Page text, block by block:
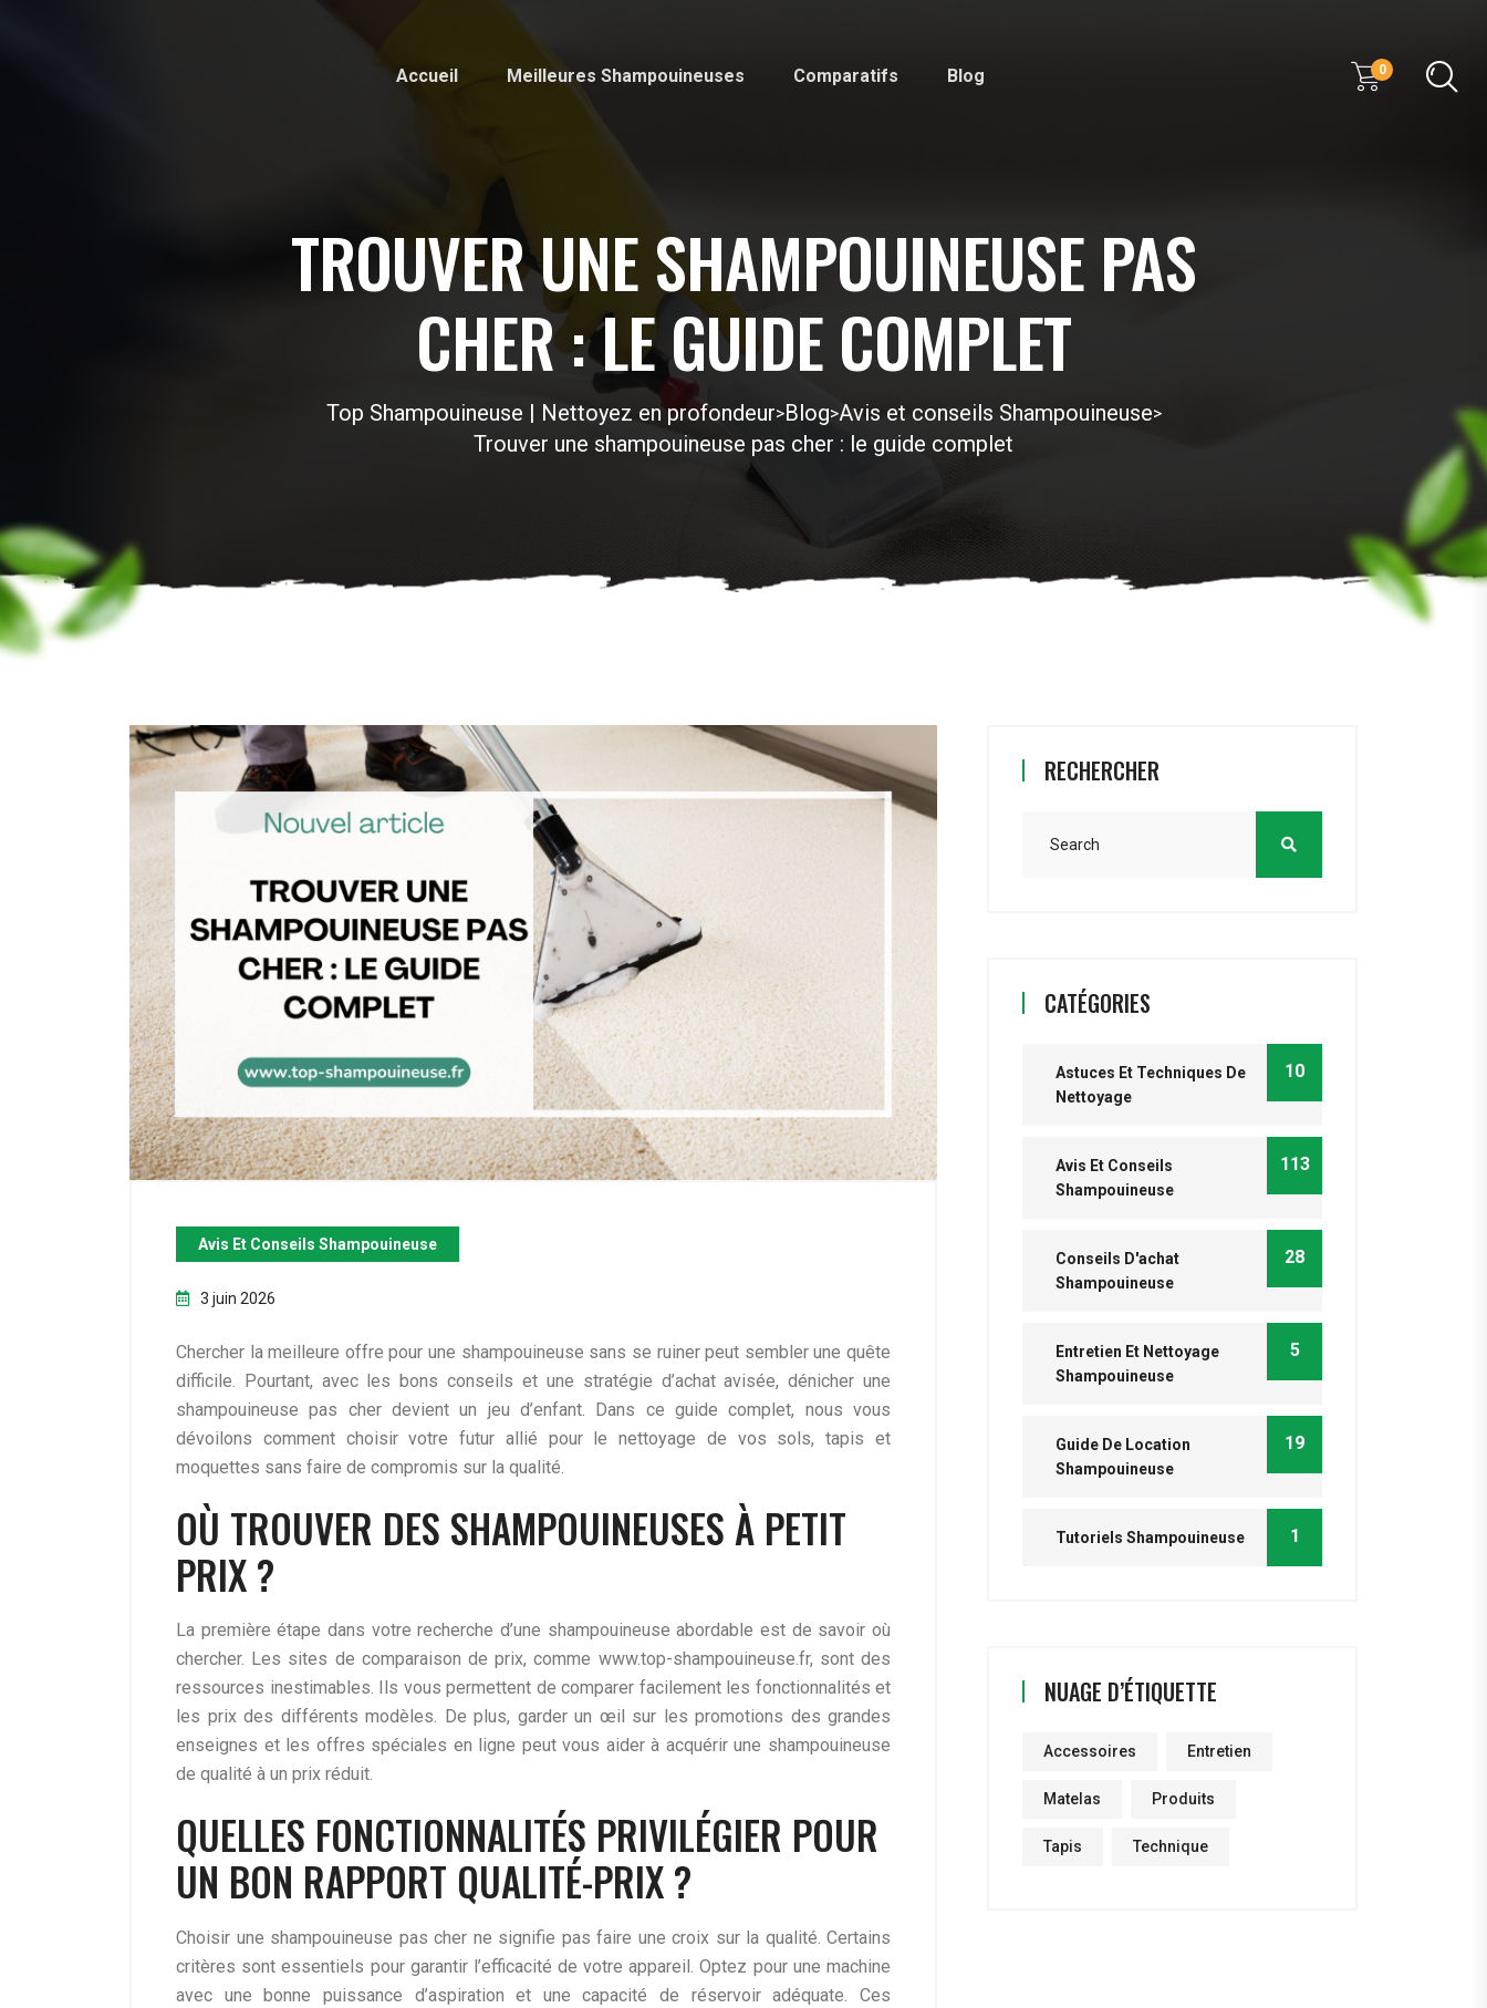
Accueil Meilleures Shampouineuses Comparatifs Blog 0
TROUVER UNE SHAMPOUINEUSE PAS
CHER : LE GUIDE COMPLET
Top Shampouineuse | Nettoyez en profondeur>Blog>Avis et conseils Shampouineuse>
Trouver une shampouineuse pas cher : le guide complet
Avis Et Conseils Shampouineuse
3 juin 2026
Chercher la meilleure offre pour une shampouineuse sans se ruiner peut sembler une quête
difficile. Pourtant, avec les bons conseils et une stratégie d’achat avisée, dénicher une
shampouineuse pas cher devient un jeu d’enfant. Dans ce guide complet, nous vous
dévoilons comment choisir votre futur allié pour le nettoyage de vos sols, tapis et
moquettes sans faire de compromis sur la qualité.
OÙ TROUVER DES SHAMPOUINEUSES À PETIT
PRIX ?
La première étape dans votre recherche d’une shampouineuse abordable est de savoir où
chercher. Les sites de comparaison de prix, comme www.top-shampouineuse.fr, sont des
ressources inestimables. Ils vous permettent de comparer facilement les fonctionnalités et
les prix des différents modèles. De plus, garder un œil sur les promotions des grandes
enseignes et les offres spéciales en ligne peut vous aider à acquérir une shampouineuse
de qualité à un prix réduit.
QUELLES FONCTIONNALITÉS PRIVILÉGIER POUR
UN BON RAPPORT QUALITÉ-PRIX ?
Choisir une shampouineuse pas cher ne signifie pas faire une croix sur la qualité. Certains
critères sont essentiels pour garantir l’efficacité de votre appareil. Optez pour une machine
avec une bonne puissance d’aspiration et une capacité de réservoir adéquate. Ces
RECHERCHER
CATÉGORIES
Astuces Et Techniques De
Nettoyage
10
Avis Et Conseils
Shampouineuse
113
Conseils D'achat
Shampouineuse
28
Entretien Et Nettoyage
Shampouineuse
5
Guide De Location
Shampouineuse
19
Tutoriels Shampouineuse 1
NUAGE D’ÉTIQUETTE
Accessoires Entretien
Matelas Produits
Tapis Technique